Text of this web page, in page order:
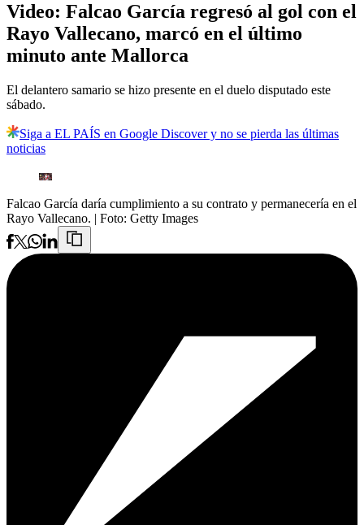
Video: Falcao García regresó al gol con el
Rayo Vallecano, marcó en el último
minuto ante Mallorca
El delantero samario se hizo presente en el duelo disputado este
sábado.
Siga a EL PAÍS en Google Discover y no se pierda las últimas
noticias
Falcao García daría cumplimiento a su contrato y permanecería en el
Rayo Vallecano. | Foto: Getty Images